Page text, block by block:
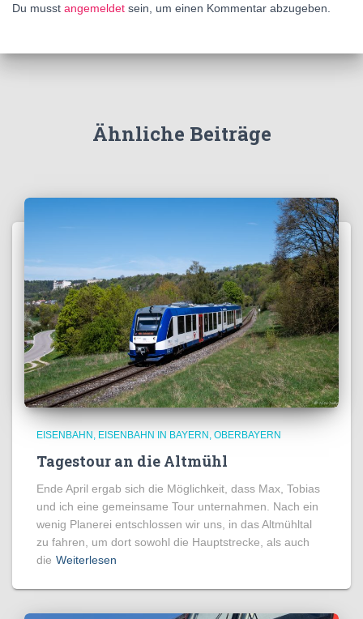
Du musst angemeldet sein, um einen Kommentar abzugeben.
Ähnliche Beiträge
EISENBAHN EISENBAHN IN BAYERN OBERBAYERN
Tagestour an die Altmühl
Ende April ergab sich die Möglichkeit, dass Max, Tobias
und ich eine gemeinsame Tour unternahmen. Nach ein
wenig Planerei entschlossen wir uns, in das Altmühltal
zu fahren, um dort sowohl die Hauptstrecke, als auch
die Weiterlesen